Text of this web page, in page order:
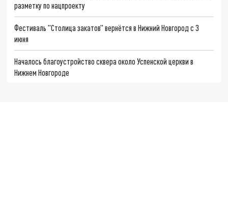
разметку по нацпроекту
Фестиваль "Столица закатов" вернётся в Нижний Новгород с 3
июня
Началось благоустройство сквера около Успенской церкви в
Нижнем Новгороде